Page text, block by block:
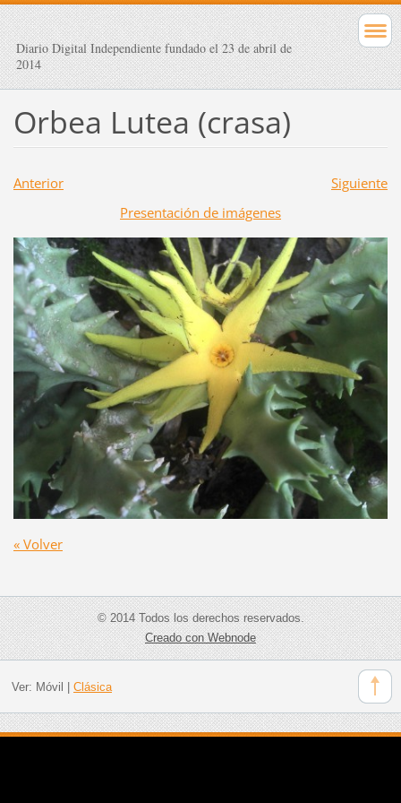
Diario Digital Independiente fundado el 23 de abril de
2014
Orbea Lutea (crasa)
Anterior
Siguiente
Presentación de imágenes
« Volver
© 2014 Todos los derechos reservados.
Creado con Webnode
Ver: Móvil Clásica